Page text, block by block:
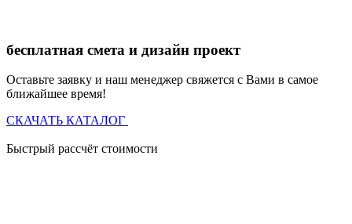
бесплатная смета и дизайн проект
Оставьте заявку и наш менеджер свяжется с Вами в самое
ближайшее время!
СКАЧАТЬ КАТАЛОГ
Быстрый рассчёт стоимости